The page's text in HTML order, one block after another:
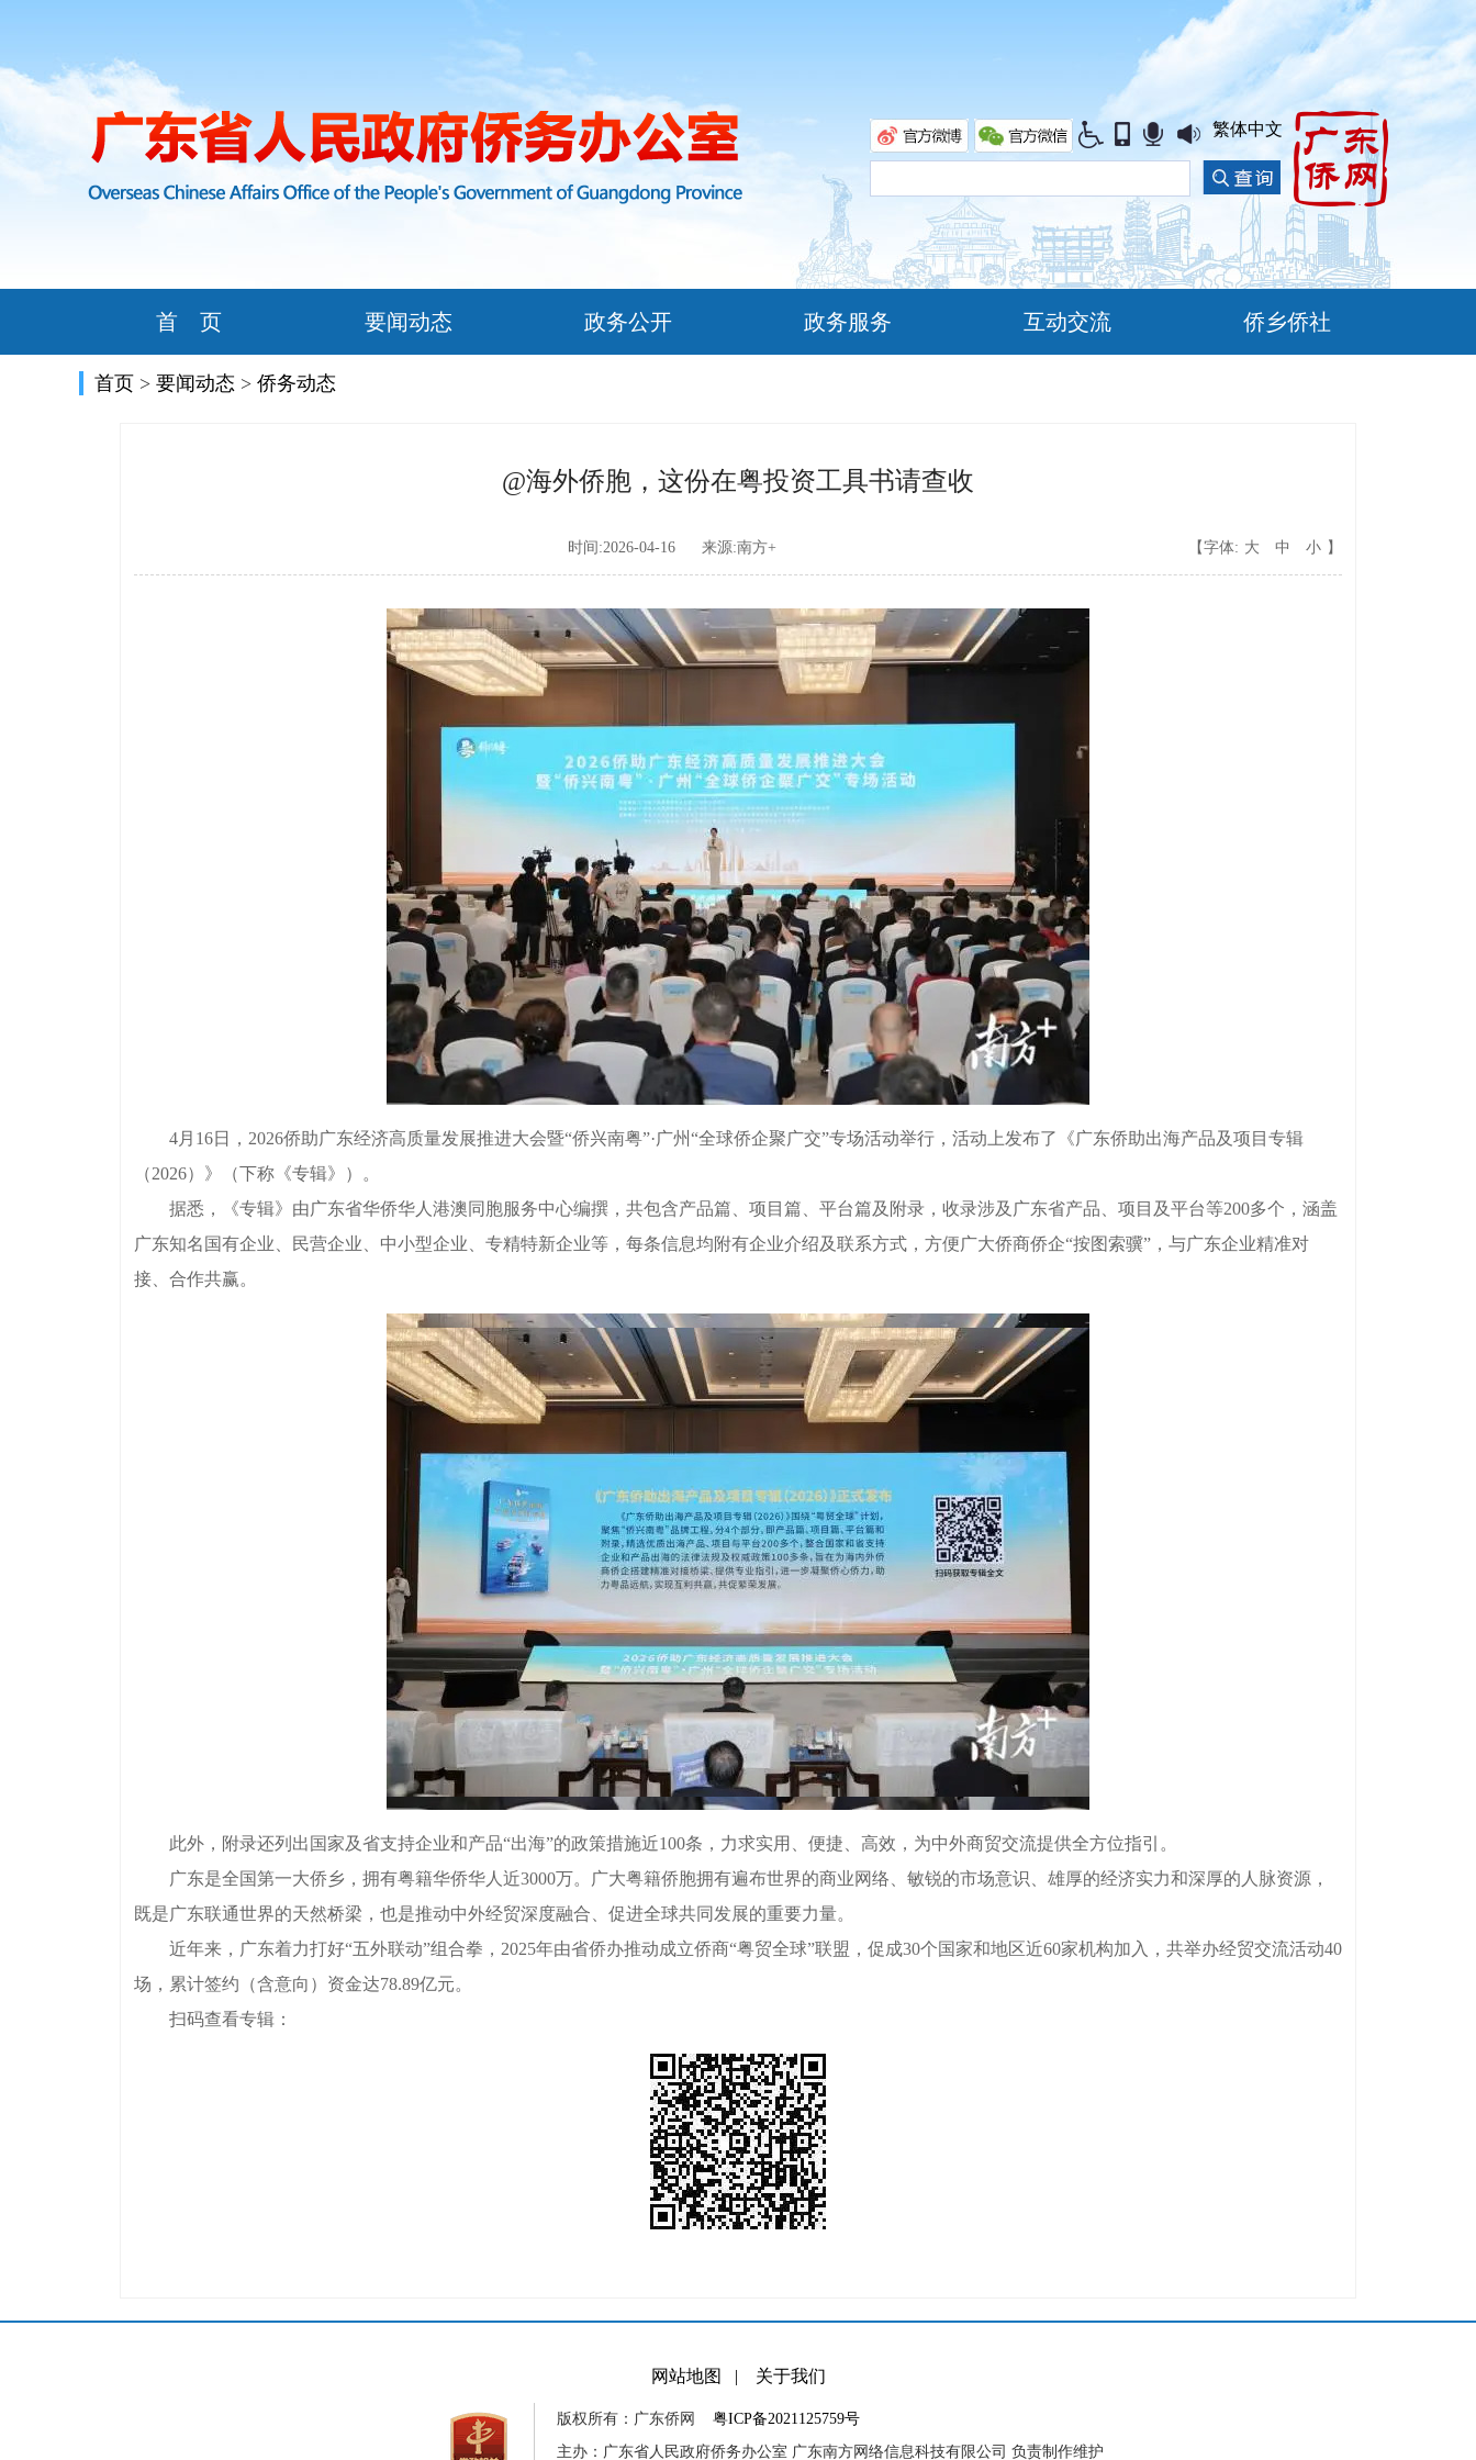
繁体中文
首 页 要闻动态 政务公开 政务服务 互动交流 侨乡侨社
首页 > 要闻动态 > 侨务动态
@海外侨胞，这份在粤投资工具书请查收
时间:2026-04-16 来源:南方+ 【字体: 大 中 小 】
4月16日，2026侨助广东经济高质量发展推进大会暨“侨兴南粤”·广州“全球侨企聚广交”专场活动举行，活动上发布了《广东侨助出海产品及项目专辑
（2026）》（下称《专辑》）。
据悉，《专辑》由广东省华侨华人港澳同胞服务中心编撰，共包含产品篇、项目篇、平台篇及附录，收录涉及广东省产品、项目及平台等200多个，涵盖
广东知名国有企业、民营企业、中小型企业、专精特新企业等，每条信息均附有企业介绍及联系方式，方便广大侨商侨企“按图索骥”，与广东企业精准对
接、合作共赢。
此外，附录还列出国家及省支持企业和产品“出海”的政策措施近100条，力求实用、便捷、高效，为中外商贸交流提供全方位指引。
广东是全国第一大侨乡，拥有粤籍华侨华人近3000万。广大粤籍侨胞拥有遍布世界的商业网络、敏锐的市场意识、雄厚的经济实力和深厚的人脉资源，
既是广东联通世界的天然桥梁，也是推动中外经贸深度融合、促进全球共同发展的重要力量。
近年来，广东着力打好“五外联动”组合拳，2025年由省侨办推动成立侨商“粤贸全球”联盟，促成30个国家和地区近60家机构加入，共举办经贸交流活动40
场，累计签约（含意向）资金达78.89亿元。
扫码查看专辑：
网站地图 | 关于我们
版权所有：广东侨网 粤ICP备2021125759号
主办：广东省人民政府侨务办公室 广东南方网络信息科技有限公司 负责制作维护